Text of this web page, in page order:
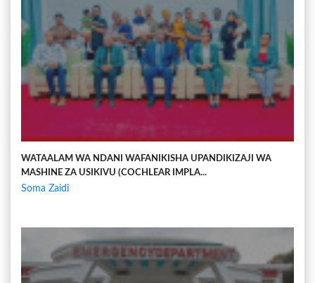
WATAALAM WA NDANI WAFANIKISHA UPANDIKIZAJI WA
MASHINE ZA USIKIVU (COCHLEAR IMPLA...
Soma Zaidi